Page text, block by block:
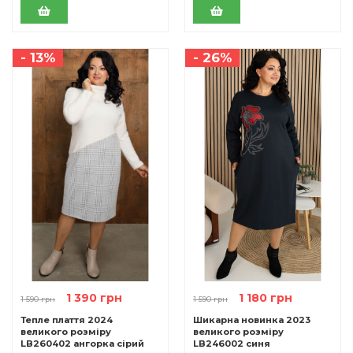
- 13%
1 590 грн 1 390 грн
Тепле плаття 2024
великого розміру
LB260402 ангорка сірий
- 26%
1 590 грн 1 180 грн
Шикарна новинка 2023
великого розміру
LB246002 синя